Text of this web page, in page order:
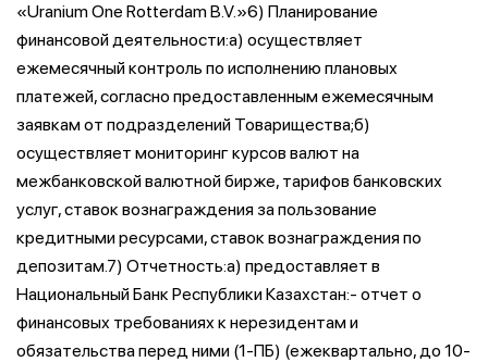
«Uranium One Rotterdam B.V.»6) Планирование
финансовой деятельности:а) осуществляет
ежемесячный контроль по исполнению плановых
платежей, согласно предоставленным ежемесячным
заявкам от подразделений Товарищества;б)
осуществляет мониторинг курсов валют на
межбанковской валютной бирже, тарифов банковских
услуг, ставок вознаграждения за пользование
кредитными ресурсами, ставок вознаграждения по
депозитам.7) Отчетность:а) предоставляет в
Национальный Банк Республики Казахстан:- отчет о
финансовых требованиях к нерезидентам и
обязательства перед ними (1-ПБ) (ежеквартально, до 10-